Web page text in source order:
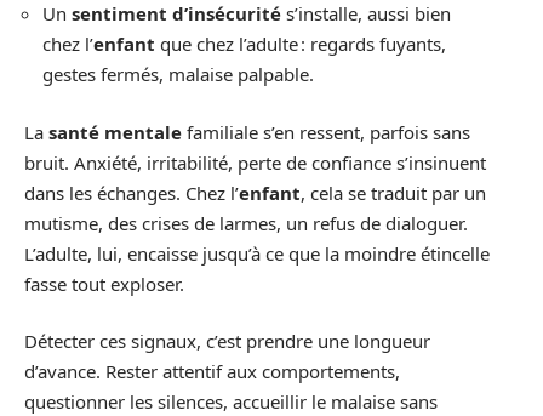
Un sentiment d’insécurité s’installe, aussi bien
chez l’enfant que chez l’adulte : regards fuyants,
gestes fermés, malaise palpable.
La santé mentale familiale s’en ressent, parfois sans
bruit. Anxiété, irritabilité, perte de confiance s’insinuent
dans les échanges. Chez l’enfant, cela se traduit par un
mutisme, des crises de larmes, un refus de dialoguer.
L’adulte, lui, encaisse jusqu’à ce que la moindre étincelle
fasse tout exploser.
Détecter ces signaux, c’est prendre une longueur
d’avance. Rester attentif aux comportements,
questionner les silences, accueillir le malaise sans